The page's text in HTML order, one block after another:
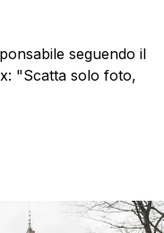
seguendo il
"Scatta solo foto,